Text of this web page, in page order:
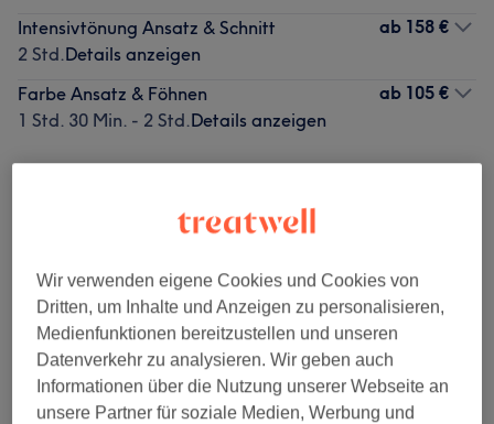
Intensivtönung Ansatz & Schnitt
2 Std.Details anzeigen
ab 158 €
Farbe Ansatz & Föhnen
1 Std. 30 Min. - 2 Std.Details anzeigen
ab 105 €
Haarschnitte & Stylings (5) ab 27 €
Damen-Haarfarbe&Tönung (9) ab 95 €
Extras (1) 65 €
Wir verwenden eigene Cookies und Cookies von
Dritten, um Inhalte und Anzeigen zu personalisieren,
Medienfunktionen bereitzustellen und unseren
Datenverkehr zu analysieren. Wir geben auch
Informationen über die Nutzung unserer Webseite an
unsere Partner für soziale Medien, Werbung und